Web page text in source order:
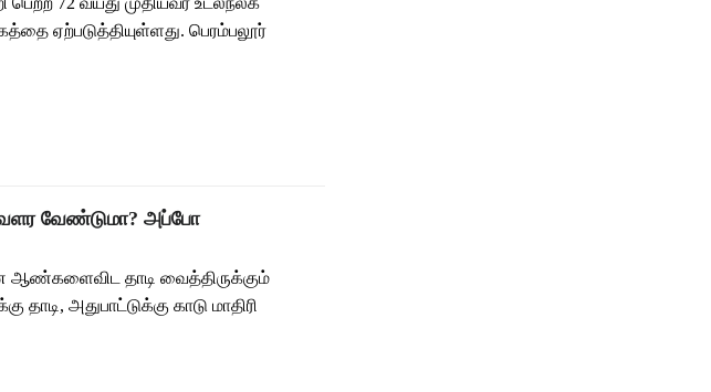
ஏற்படுத்தியுள்ளது. பெரம்பலூர்
வளர வேண்டுமா? அப்போ
ஆண்களைவிட தாடி வைத்திருக்கும்
அதுபாட்டுக்கு காடு மாதிரி